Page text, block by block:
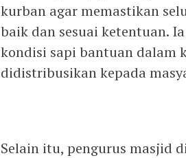
kurban agar memastikan
baik dan sesuai ketentuan.
kondisi sapi bantuan dalam
didistribusikan kepada
Selain itu, pengurus masjid